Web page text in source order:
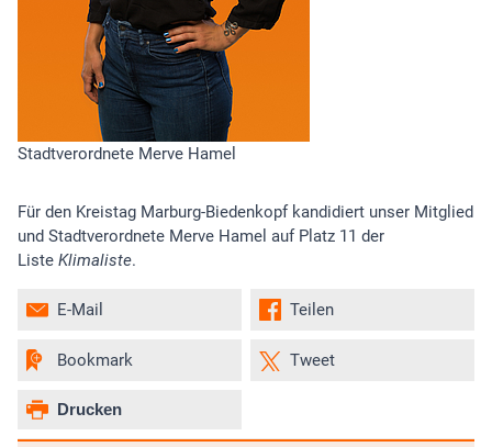
Stadtverordnete Merve Hamel
Für den Kreistag Marburg-Biedenkopf kandidiert unser Mitglied
und Stadtverordnete Merve Hamel auf Platz 11 der
Liste Klimaliste.
Teilen
Tweet
E-Mail
Bookmark
Drucken